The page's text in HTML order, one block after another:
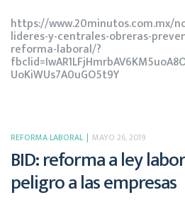
https://www.20minutos.com.mx/
lideres-y-centrales-obreras-
reforma-laboral/?
UoKiWUs7A0uGO5t9Y
REFORMA LABORAL MAYO 26, 2019
BID: reforma a ley
peligro a las empresas